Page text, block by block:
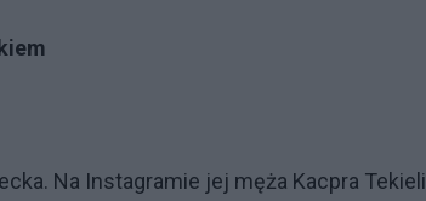
Na Instagramie jej męża Kacpra Tekieli